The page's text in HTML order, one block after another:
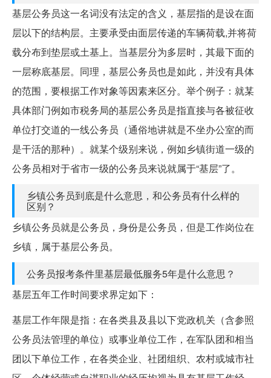
基层公务员这一名词没有法定的含义，基层指的是设在面
层以下的结构层。主要承受由面层传递的车辆荷载,并将荷
载分布到垫层或土基上。当基层分为多层时，其最下面的
一层称底基层。同理，基层公务员也是如此，并没有具体
的范围，要根据工作对象等因素来区分。举个例子：就某
具体部门例如市税务局的基层公务员是指直接与各被征收
单位打交道的一线公务员（通俗地讲就是不坐办公室的而
是干活的那种）。就某个级别来说，例如乡镇街道一级的
公务员相对于省市一级的公务员来说就属于“基层”了。
乡镇公务员到底是什么意思，和公务员有什么样的
区别？
乡镇公务员就是公务员，身份是公务员，但是工作岗位在
乡镇，属于基层公务员。
公务员报考条件里基层最低服务5年是什么意思？
基层五年工作时间要求界定如下：
基层工作年限是指：在各类县及县以下党政机关（含参照
公务员法管理的单位）或事业单位工作，在军队团和相当
团以下单位工作，在各类企业、社团组织、农村或城市社